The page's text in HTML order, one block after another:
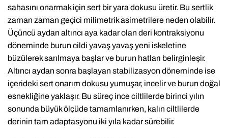
sahasını onarmak için sert bir yara dokusu üretir. Bu sertlik
zaman zaman geçici milimetrik asimetrilere neden olabilir.
Üçüncü aydan altıncı aya kadar olan deri kontraksiyonu
döneminde burun cildi yavaş yavaş yeni iskeletine
büzülerek sarılmaya başlar ve burun hatları belirginleşir.
Altıncı aydan sonra başlayan stabilizasyon döneminde ise
içerideki sert onarım dokusu yumuşar, incelir ve burun doğal
esnekliğine yaklaşır. Bu süreç ince ciltlilerde birinci yılın
sonunda büyük ölçüde tamamlanırken, kalın ciltlilerde
derinin tam adaptasyonu iki yıla kadar sürebilir.